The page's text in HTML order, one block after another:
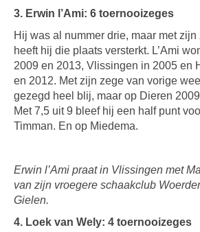
3. Erwin l’Ami: 6 toernooizeges
Hij was al nummer drie, maar met
heeft hij die plaats versterkt. L’Ami
2009 en 2013, Vlissingen in 2005 en
en 2012. Met zijn zege van vorige
gezegd heel blij, maar op Dieren
Met 7,5 uit 9 bleef hij een half punt
Timman. En op Miedema.
Erwin l’Ami praat in Vlissingen met
van zijn vroegere schaakclub
Gielen.
4. Loek van Wely: 4 toernooizeges